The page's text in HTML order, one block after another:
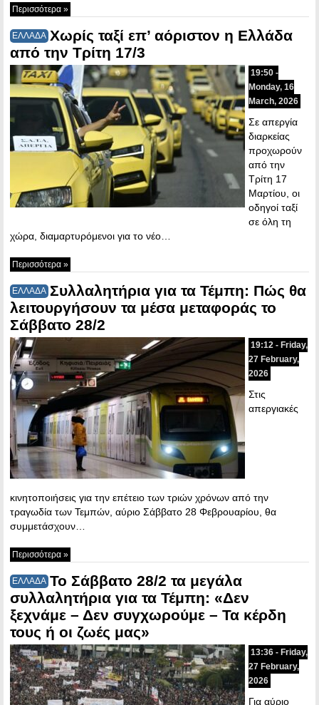
Περισσότερα »
ΕΛΛΑΔΑ Χωρίς ταξί επ’ αόριστον η Ελλάδα
από την Τρίτη 17/3
19:50 -
Monday, 16
March, 2026
Σε απεργία
διαρκείας
προχωρούν
από την
Τρίτη 17
Μαρτίου, οι
οδηγοί ταξί
σε όλη τη
χώρα, διαμαρτυρόμενοι για το νέο…
Περισσότερα »
ΕΛΛΑΔΑ Συλλαλητήρια για τα Τέμπη: Πώς θα
λειτουργήσουν τα μέσα μεταφοράς το
Σάββατο 28/2
19:12 - Friday,
27 February,
2026
Στις
απεργιακές
κινητοποιήσεις για την επέτειο των τριών χρόνων από την
τραγωδία των Τεμπών, αύριο Σάββατο 28 Φεβρουαρίου, θα
συμμετάσχουν…
Περισσότερα »
ΕΛΛΑΔΑ Το Σάββατο 28/2 τα μεγάλα
συλλαλητήρια για τα Τέμπη: «Δεν
ξεχνάμε – Δεν συγχωρούμε – Τα κέρδη
τους ή οι ζωές μας»
13:36 - Friday,
27 February,
2026
Για αύριο